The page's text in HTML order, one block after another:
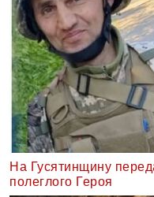
На Гусятинщину
полеглого Героя